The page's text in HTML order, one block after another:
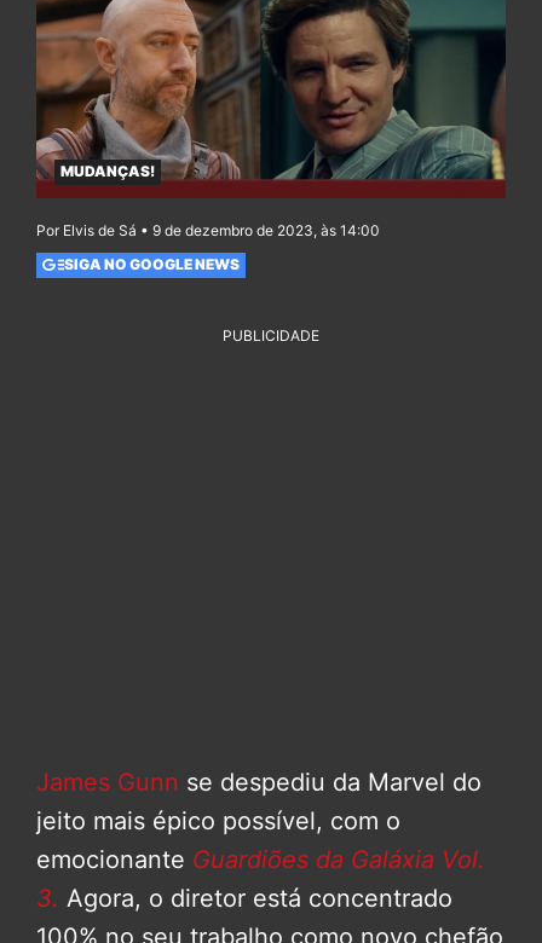
MUDANÇAS!
Por Elvis de Sá • 9 de dezembro de 2023, às 14:00
SIGA NO GOOGLE NEWS
PUBLICIDADE
James Gunn se despediu da Marvel do
jeito mais épico possível, com o
emocionante Guardiões da Galáxia Vol.
3. Agora, o diretor está concentrado
100% no seu trabalho como novo chefão